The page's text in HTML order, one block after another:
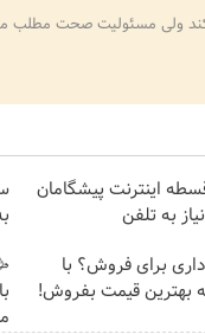
ولی مسئولیت صحت مطلب
4 قسطه اینترنت پیشگامان
به تلفن
پژو 206 داری برای فروش؟ با
بهترین قیمت بفروش!